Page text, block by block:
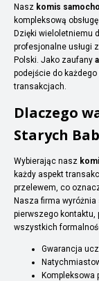
Nasz komis
kompleksową
Dzięki wieloletniemu
profesjonalne usługi
Polski. Jako zaufany
podejście do
transakcjach.
Dlaczego
Starych
Wybierając nasz
każdy aspekt
przelewem, co
Nasza firma
pierwszego kontaktu,
wszystkich
Gwarancja
Kompleksowa